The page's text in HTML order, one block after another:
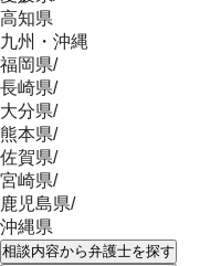
高知県
九州・沖縄
福岡県/
長崎県/
大分県/
熊本県/
佐賀県/
宮崎県/
鹿児島県/
沖縄県
相談内容から弁護士を探す